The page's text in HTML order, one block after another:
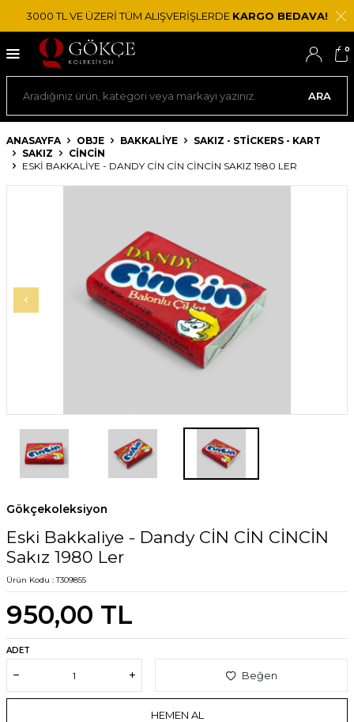
3000 TL VE ÜZERİ TÜM ALIŞVERİŞLERDE KARGO BEDAVA!
ARA
0
ANASAYFA OBJE BAKKALIYE
SAKIZ - STICKERS - KART
SAKIZ
CINCIN
ESKI BAKKALIYE - DANDY CİN CİN CİNCİN SAKIZ 1980 LER
Gökçekoleksiyon
Eski Bakkaliye - Dandy CİN CİN CİNCİN
Sakız 1980 Ler
Ürün Kodu :T309855
950,00 TL
ADET
Beğen
HEMEN AL